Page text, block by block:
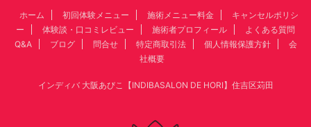
ホーム 初回体験メニュー 施術メニュー料金
キャンセルポリシ
ー
体験談・口コミレビュー 施術者プロフィール
よくある質問
Q&A
ブログ 問合せ 特定商取引法 個人情報保護方針
会
社概要
インディバ 大阪あびこ【INDIBASALON DE HORI】住吉区苅田